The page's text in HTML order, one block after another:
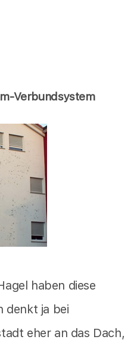
Verbundsystem
haben diese
denkt ja bei
eher an das Dach,